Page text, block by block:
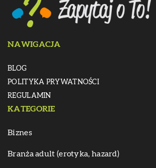
NAWIGACJA
BLOG
POLITYKA PRYWATNOŚCI
REGULAMIN
KATEGORIE
Biznes
Branża adult (erotyka, hazard)